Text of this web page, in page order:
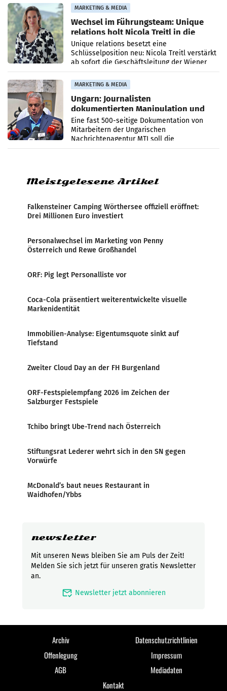
MARKETING & MEDIA
Wechsel im Führungsteam: Unique
relations holt Nicola Treitl in die
Geschäftsleitung
Unique relations besetzt eine
Schlüsselposition neu: Nicola Treitl verstärkt
ab sofort die Geschäftsleitung der Wiener
PR-Agentur an der Seite von Josef Kalina und
Anna Kalina-Mahr.
MARKETING & MEDIA
Ungarn: Journalisten
dokumentierten Manipulation und
Zensur
Eine fast 500-seitige Dokumentation von
Mitarbeitern der Ungarischen
Nachrichtenagentur MTI soll die
systematische Nachrichten-Manipulation und
Meistgelesene Artikel
Falkensteiner Camping Wörthersee offiziell eröffnet:
Drei Millionen Euro investiert
Personalwechsel im Marketing von Penny
Österreich und Rewe Großhandel
ORF: Pig legt Personalliste vor
Coca-Cola präsentiert weiterentwickelte visuelle
Markenidentität
Immobilien-Analyse: Eigentumsquote sinkt auf
Tiefstand
Zweiter Cloud Day an der FH Burgenland
ORF-Festspielempfang 2026 im Zeichen der
Salzburger Festspiele
Tchibo bringt Ube-Trend nach Österreich
Stiftungsrat Lederer wehrt sich in den SN gegen
Vorwürfe
McDonald’s baut neues Restaurant in
Waidhofen/Ybbs
newsletter
Mit unseren News bleiben Sie am Puls der Zeit!
Melden Sie sich jetzt für unseren gratis Newsletter
an.
mark_email_read Newsletter jetzt abonnieren
Archiv
Datenschutzrichtlinien
Offenlegung
Impressum
AGB
Mediadaten
Kontakt